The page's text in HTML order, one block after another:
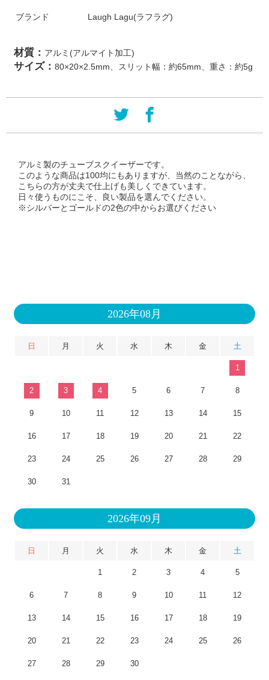
ブランド Laugh Lagu(ラフラグ)
材質： アルミ(アルマイト加工)
サイズ： 80×20×2.5mm、スリット幅：約65mm、重さ：約5g
アルミ製のチューブスクイーザーです。
このような商品は100均にもありますが、当然のことながら、
こちらの方が丈夫で仕上げも美しくできています。
日々使うものにこそ、良い製品を選んでください。
※シルバーとゴールドの2色の中からお選びください
2026年08月
日 月 火 水 木 金 土
1
2 3 4 5 6 7 8
9 10 11 12 13 14 15
16 17 18 19 20 21 22
23 24 25 26 27 28 29
30 31
2026年09月
日 月 火 水 木 金 土
1 2 3 4 5
6 7 8 9 10 11 12
13 14 15 16 17 18 19
20 21 22 23 24 25 26
27 28 29 30